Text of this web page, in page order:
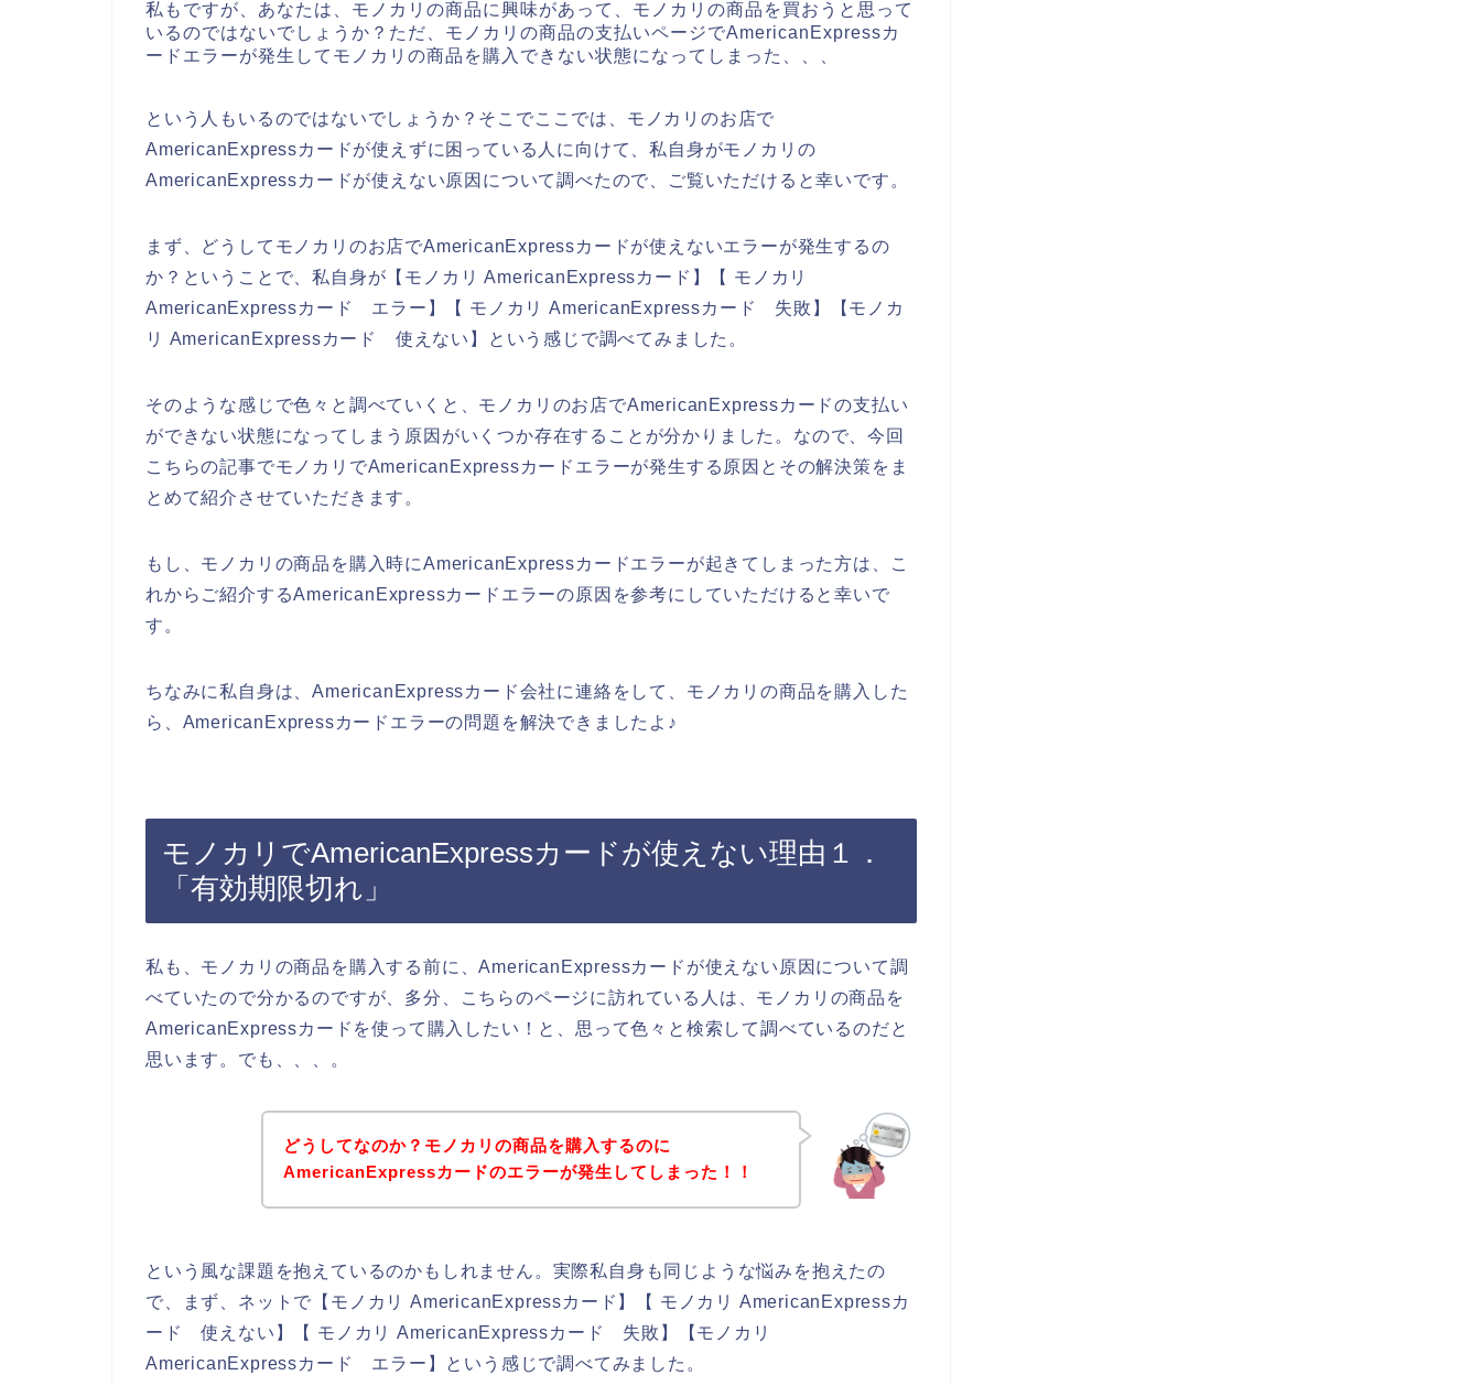
私もですが、あなたは、モノカリの商品に興味があって、モノカリの商品を買おうと思って
いるのではないでしょうか？ただ、モノカリの商品の支払いページでAmericanExpressカ
ードエラーが発生してモノカリの商品を購入できない状態になってしまった、、、
という人もいるのではないでしょうか？そこでここでは、モノカリのお店で
AmericanExpressカードが使えずに困っている人に向けて、私自身がモノカリの
AmericanExpressカードが使えない原因について調べたので、ご覧いただけると幸いです。
まず、どうしてモノカリのお店でAmericanExpressカードが使えないエラーが発生するの
か？ということで、私自身が【モノカリ AmericanExpressカード】【 モノカリ
AmericanExpressカード エラー】【 モノカリ AmericanExpressカード 失敗】【モノカ
リ AmericanExpressカード 使えない】という感じで調べてみました。
そのような感じで色々と調べていくと、モノカリのお店でAmericanExpressカードの支払い
ができない状態になってしまう原因がいくつか存在することが分かりました。なので、今回
こちらの記事でモノカリでAmericanExpressカードエラーが発生する原因とその解決策をま
とめて紹介させていただきます。
もし、モノカリの商品を購入時にAmericanExpressカードエラーが起きてしまった方は、こ
れからご紹介するAmericanExpressカードエラーの原因を参考にしていただけると幸いで
す。
ちなみに私自身は、AmericanExpressカード会社に連絡をして、モノカリの商品を購入した
ら、AmericanExpressカードエラーの問題を解決できましたよ♪
モノカリでAmericanExpressカードが使えない理由１．
「有効期限切れ」
私も、モノカリの商品を購入する前に、AmericanExpressカードが使えない原因について調
べていたので分かるのですが、多分、こちらのページに訪れている人は、モノカリの商品を
AmericanExpressカードを使って購入したい！と、思って色々と検索して調べているのだと
思います。でも、、、。
どうしてなのか？モノカリの商品を購入するのに
AmericanExpressカードのエラーが発生してしまった！！
という風な課題を抱えているのかもしれません。実際私自身も同じような悩みを抱えたの
で、まず、ネットで【モノカリ AmericanExpressカード】【 モノカリ AmericanExpressカ
ード 使えない】【 モノカリ AmericanExpressカード 失敗】【モノカリ
AmericanExpressカード エラー】という感じで調べてみました。